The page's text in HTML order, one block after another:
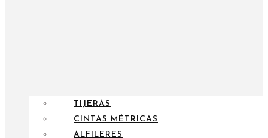
TIJERAS
CINTAS MÉTRICAS
ALFILERES